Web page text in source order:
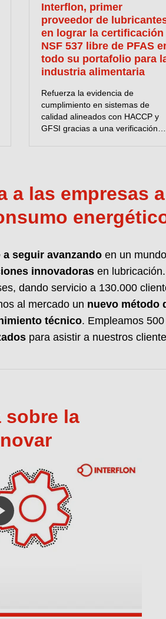
Interflon, primer
proveedor de
en lograr la certificación
NSF 537 libre de PFAS
todo su portafolio para
industria alimentaria
Refuerza la evidencia de
cumplimiento en sistemas de
calidad alineados con HACCP y
GFSI gracias a una verificación
a las empresas
a seguir avanzando en un
innovadoras en lubricación.
dando servicio a 130.000
al mercado un nuevo método
técnico. Empleamos 500
para asistir a nuestros
sobre la